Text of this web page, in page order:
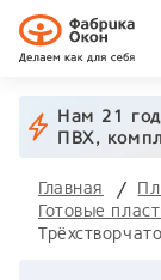
Нам 21
ПВХ,
Главная
Готовые